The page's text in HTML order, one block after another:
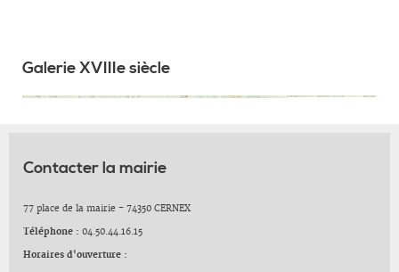
Galerie XVIIIe siècle
Contacter la mairie
77 place de la mairie - 74350 CERNEX
Téléphone : 04.50.44.16.15
Horaires d'ouverture :